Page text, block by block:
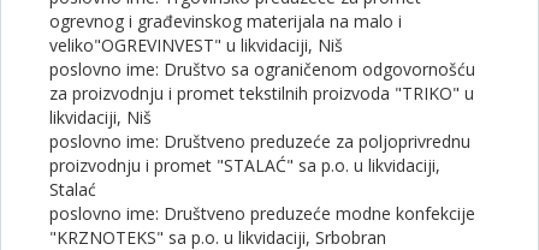
ogrevnog i građevinskog materijala na malo i
veliko"OGREVINVEST" u likvidaciji, Niš
poslovno ime: Društvo sa ograničenom odgovornošću
za proizvodnju i promet tekstilnih proizvoda "TRIKO" u
likvidaciji, Niš
poslovno ime: Društveno preduzeće za poljoprivrednu
proizvodnju i promet "STALAĆ" sa p.o. u likvidaciji,
Stalać
poslovno ime: Društveno preduzeće modne konfekcije
"KRZNOTEKS" sa p.o. u likvidaciji, Srbobran